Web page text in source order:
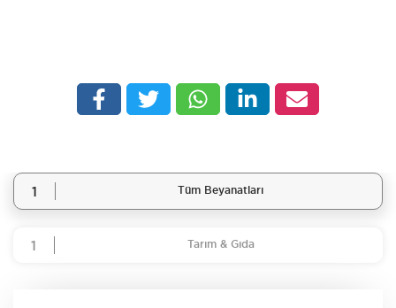
1 Tüm Beyanatları
1 Tarım & Gıda